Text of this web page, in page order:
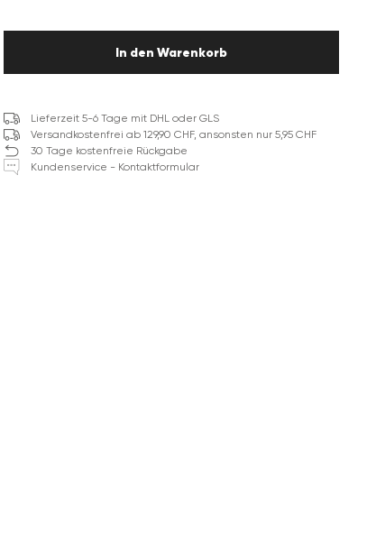
In den Warenkorb
Lieferzeit 5-6 Tage mit DHL oder GLS
Versandkostenfrei ab 129,90 CHF, ansonsten nur 5,95 CHF
30 Tage kostenfreie Rückgabe
Kundenservice - Kontaktformular